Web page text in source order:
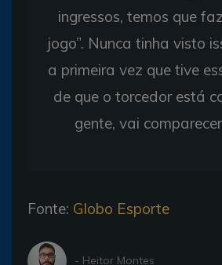
ingressos, temos que
jogo”. Nunca tinha visto
a primeira vez que tive
de que o torcedor está
gente, vai
Fonte: Globo Esporte
- Heitor Montes